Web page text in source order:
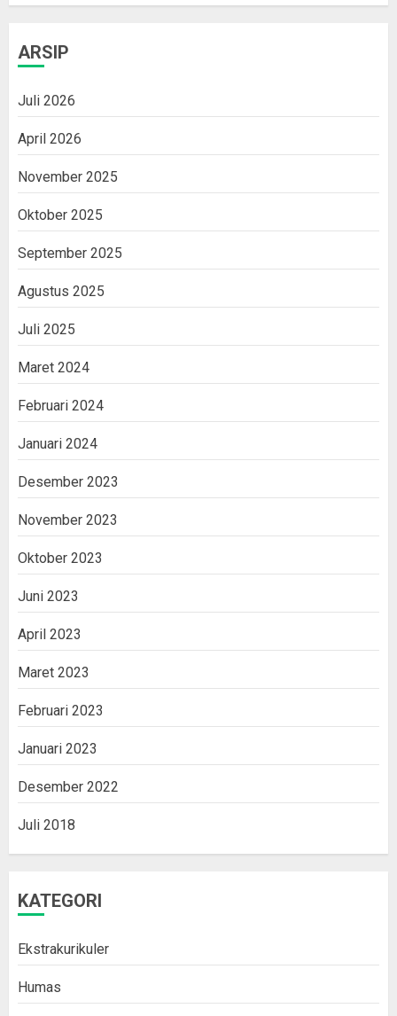
ARSIP
Juli 2026
April 2026
November 2025
Oktober 2025
September 2025
Agustus 2025
Juli 2025
Maret 2024
Februari 2024
Januari 2024
Desember 2023
November 2023
Oktober 2023
Juni 2023
April 2023
Maret 2023
Februari 2023
Januari 2023
Desember 2022
Juli 2018
KATEGORI
Ekstrakurikuler
Humas